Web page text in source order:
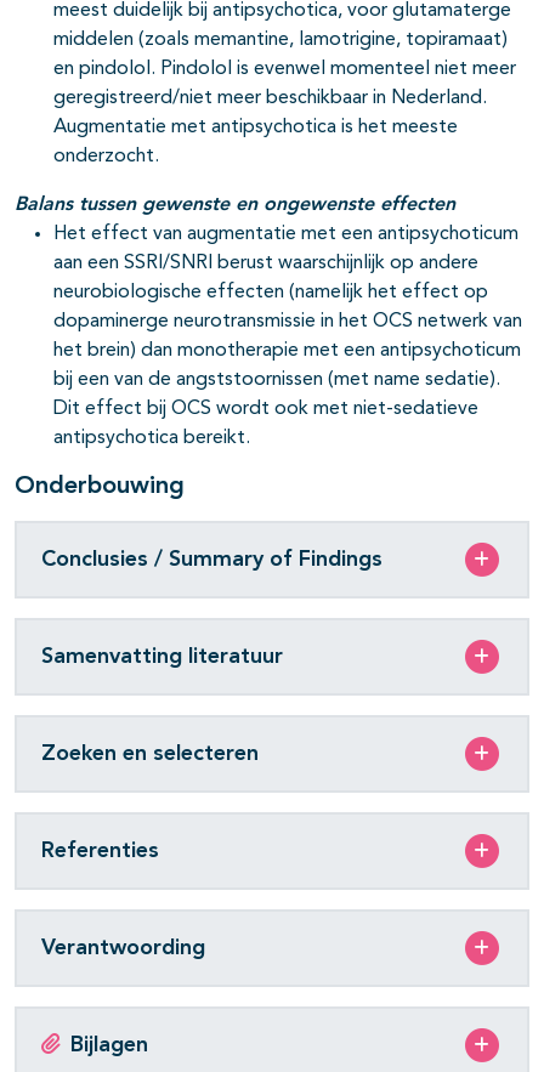
meest duidelijk bij antipsychotica, voor glutamaterge
middelen (zoals memantine, lamotrigine, topiramaat)
en pindolol. Pindolol is evenwel momenteel niet meer
geregistreerd/niet meer beschikbaar in Nederland.
Augmentatie met antipsychotica is het meeste
onderzocht.
Balans tussen gewenste en ongewenste effecten
Het effect van augmentatie met een antipsychoticum
aan een SSRI/SNRI berust waarschijnlijk op andere
neurobiologische effecten (namelijk het effect op
dopaminerge neurotransmissie in het OCS netwerk van
het brein) dan monotherapie met een antipsychoticum
bij een van de angststoornissen (met name sedatie).
Dit effect bij OCS wordt ook met niet-sedatieve
antipsychotica bereikt.
Onderbouwing
Conclusies / Summary of Findings
Samenvatting literatuur
Zoeken en selecteren
Referenties
Verantwoording
Bijlagen